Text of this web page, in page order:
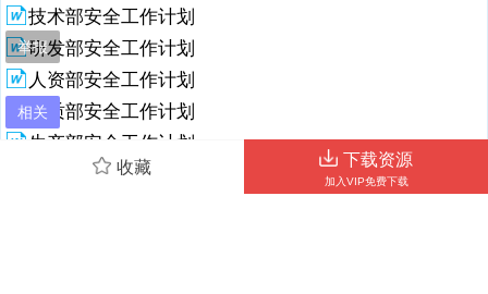
收藏 下载资源
加入VIP免费下载
相关
举报
来针对我院学生实际情景而相应设立的岗位，根据学院和我部的工作安
排，结合我院学生的特点和工作实际，我部辅导员工作始终坚持“以稳
定为前提，以学习为中心，以成才为目标，以管理为手段，以活动为载
体”的学生工作方针。严格管理，严格要求，不断加强学生的纪律意
识，不断加强学生干部的综合素质和服务水平，并进取开展有利于学生
健康成长的各项动，大学辅导员工作计划。一、配合班主任抓好学生的
思想政治教育工作，确保学生思想稳定1、配合学校和学院认真组织学
习_论和贯彻落实党的
技术部安全工作计划
研发部安全工作计划
人资部安全工作计划
品质部安全工作计划
生产部安全工作计划
防灭火季工作计划